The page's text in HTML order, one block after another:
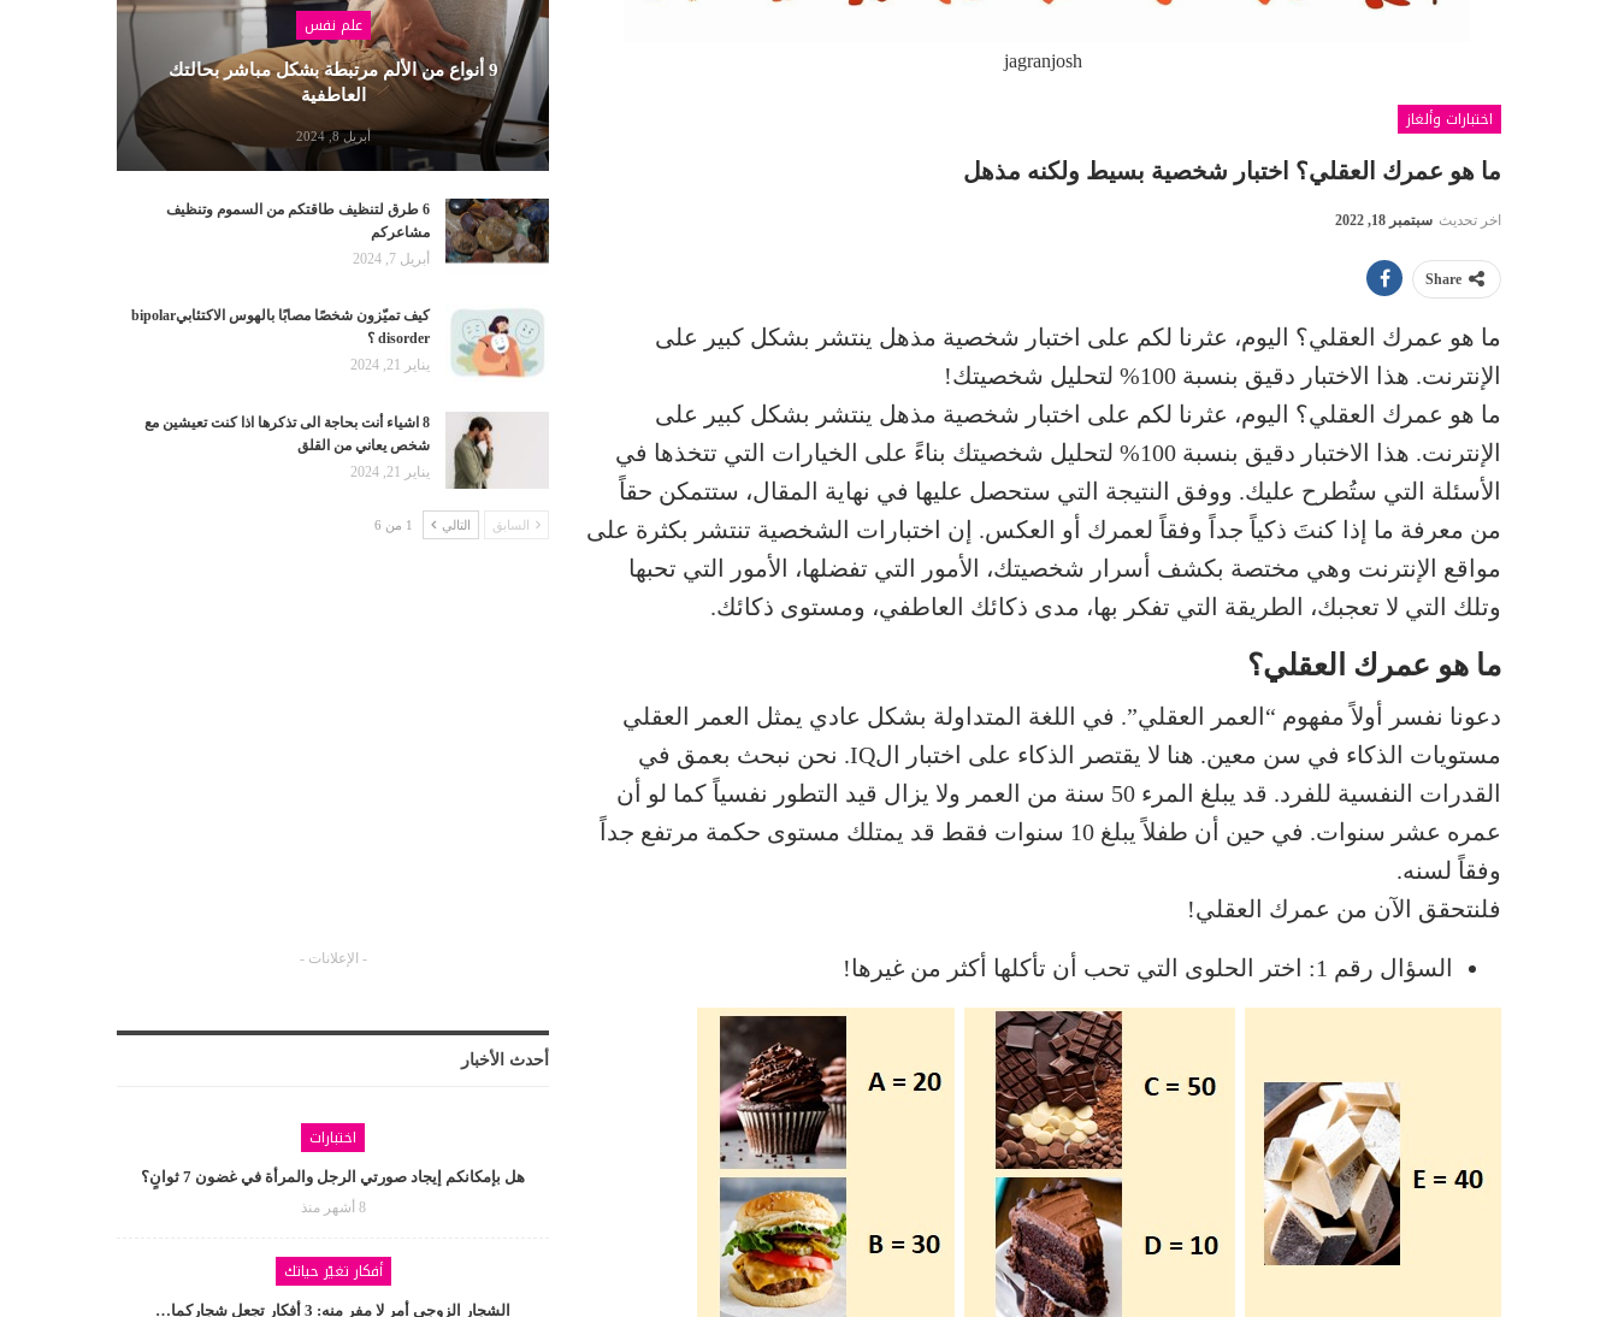
jagranjosh
اختبارات وألغاز
ما هو عمرك العقلي؟ اختبار شخصية بسيط ولكنه مذهل
اخر تحديث سبتمبر 18, 2022
Share
ما هو عمرك العقلي؟ اليوم، عثرنا لكم على اختبار شخصية مذهل ينتشر بشكل كبير على
الإنترنت. هذا الاختبار دقيق بنسبة 100% لتحليل شخصيتك!
ما هو عمرك العقلي؟ اليوم، عثرنا لكم على اختبار شخصية مذهل ينتشر بشكل كبير على
الإنترنت. هذا الاختبار دقيق بنسبة 100% لتحليل شخصيتك بناءً على الخيارات التي تتخذها في
الأسئلة التي ستُطرح عليك. ووفق النتيجة التي ستحصل عليها في نهاية المقال، ستتمكن حقاً
من معرفة ما إذا كنتَ ذكياً جداً وفقاً لعمرك أو العكس. إن اختبارات الشخصية تنتشر بكثرة على
مواقع الإنترنت وهي مختصة بكشف أسرار شخصيتك، الأمور التي تفضلها، الأمور التي تحبها
وتلك التي لا تعجبك، الطريقة التي تفكر بها، مدى ذكائك العاطفي، ومستوى ذكائك.
ما هو عمرك العقلي؟
دعونا نفسر أولاً مفهوم “العمر العقلي”. في اللغة المتداولة بشكل عادي يمثل العمر العقلي
مستويات الذكاء في سن معين. هنا لا يقتصر الذكاء على اختبار الIQ. نحن نبحث بعمق في
القدرات النفسية للفرد. قد يبلغ المرء 50 سنة من العمر ولا يزال قيد التطور نفسياً كما لو أن
عمره عشر سنوات. في حين أن طفلاً يبلغ 10 سنوات فقط قد يمتلك مستوى حكمة مرتفع جداً
وفقاً لسنه.
فلنتحقق الآن من عمرك العقلي!
السؤال رقم 1: اختر الحلوى التي تحب أن تأكلها أكثر من غيرها!
علم نفس
9 أنواع من الألم مرتبطة بشكل مباشر بحالتك
العاطفية
أبريل 8, 2024
6 طرق لتنظيف طاقتكم من السموم وتنظيف
مشاعركم
أبريل 7, 2024
كيف تميّزون شخصًا مصابًا بالهوس الاكتئابيbipolar
disorder ؟
يناير 21, 2024
8 اشياء أنت بحاجة الى تذكرها اذا كنت تعيشين مع
شخص يعاني من القلق
يناير 21, 2024
السابق التالي 1 من 6
- الإعلانات -
أحدث الأخبار
اختبارات
هل بإمكانكم إيجاد صورتي الرجل والمرأة في غضون 7 ثوانٍ؟
8 أشهر منذ
أفكار تغيّر حياتك
الشجار الزوجي أمر لا مفر منه: 3 أفكار تجعل شجاركما…